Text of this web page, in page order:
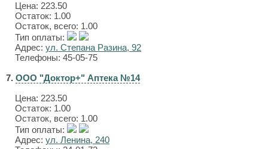
Цена: 223.50
Остаток: 1.00
Остаток, всего: 1.00
Тип оплаты:
Адрес: ул. Степана Разина, 92
Телефоны: 45-05-75
7. ООО "Доктор+" Аптека №14
Цена: 223.50
Остаток: 1.00
Остаток, всего: 1.00
Тип оплаты:
Адрес: ул. Ленина, 240